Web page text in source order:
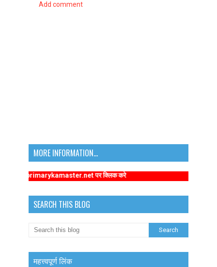
Add comment
MORE INFORMATION...
पर क्लिक करे
SEARCH THIS BLOG
महत्त्वपूर्ण लिंक